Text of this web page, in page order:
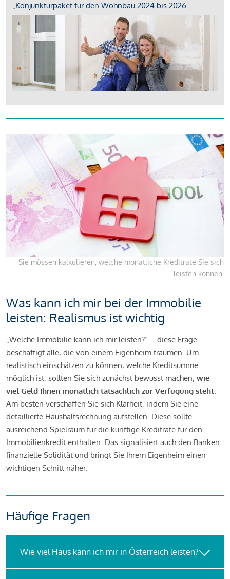
„Konjunkturpaket für den Wohnbau 2024 bis 2026".
Sie müssen kalkulieren, welche monatliche Kreditrate Sie sich
leisten können.
Was kann ich mir bei der Immobilie
leisten: Realismus ist wichtig
„Welche Immobilie kann ich mir leisten?“ – diese Frage
beschäftigt alle, die von einem Eigenheim träumen. Um
realistisch einschätzen zu können, welche Kreditsumme
möglich ist, sollten Sie sich zunächst bewusst machen, wie
viel Geld Ihnen monatlich tatsächlich zur Verfügung steht.
Am besten verschaffen Sie sich Klarheit, indem Sie eine
detaillierte Haushaltsrechnung aufstellen. Diese sollte
ausreichend Spielraum für die künftige Kreditrate für den
Immobilienkredit enthalten. Das signalisiert auch den Banken
finanzielle Solidität und bringt Sie Ihrem Eigenheim einen
wichtigen Schritt näher.
Häufige Fragen
Wie viel Haus kann ich mir in Österreich leisten?